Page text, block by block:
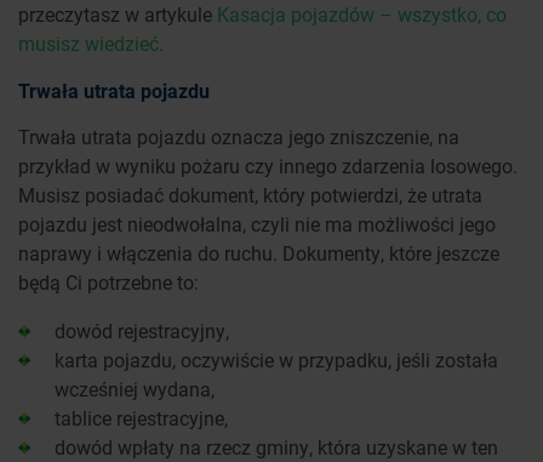
przeczytasz w artykule Kasacja pojazdów – wszystko, co
musisz wiedzieć.
Trwała utrata pojazdu
Trwała utrata pojazdu oznacza jego zniszczenie, na
przykład w wyniku pożaru czy innego zdarzenia losowego.
Musisz posiadać dokument, który potwierdzi, że utrata
pojazdu jest nieodwołalna, czyli nie ma możliwości jego
naprawy i włączenia do ruchu. Dokumenty, które jeszcze
będą Ci potrzebne to:
dowód rejestracyjny,
karta pojazdu, oczywiście w przypadku, jeśli została
wcześniej wydana,
tablice rejestracyjne,
dowód wpłaty na rzecz gminy, która uzyskane w ten